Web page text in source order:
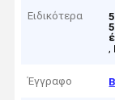
Ειδικότερα
,
Έγγραφο